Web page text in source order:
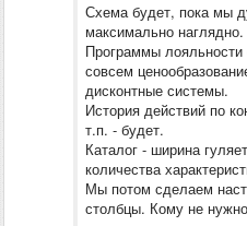
Схема будет, пока мы
максимально наглядно.
Программы
совсем
дисконтные системы.
История действий по
т.п. - будет.
Каталог - ширина
количества
Мы потом сделаем
столбцы. Кому не